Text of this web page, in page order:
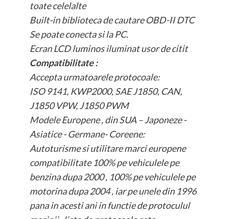
toate celelalte
Built-in biblioteca de cautare OBD-II DTC
Se poate conecta si la PC.
Ecran LCD luminos iluminat usor de citit
Compatibilitate :
Accepta urmatoarele protocoale:
ISO 9141, KWP2000, SAE J1850, CAN,
J1850 VPW, J1850 PWM
Modele Europene , din SUA – Japoneze -
Asiatice - Germane- Coreene:
Autoturisme si utilitare marci europene
compatibilitate 100% pe vehiculele pe
benzina dupa 2000 , 100% pe vehiculele pe
motorina dupa 2004 , iar pe unele din 1996
pana in acesti ani in functie de protoculul